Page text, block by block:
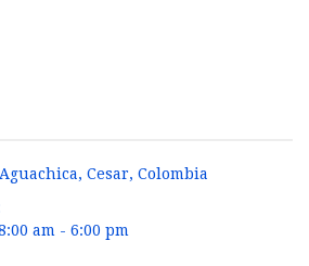
Cesar, Colombia
am - 6:00 pm